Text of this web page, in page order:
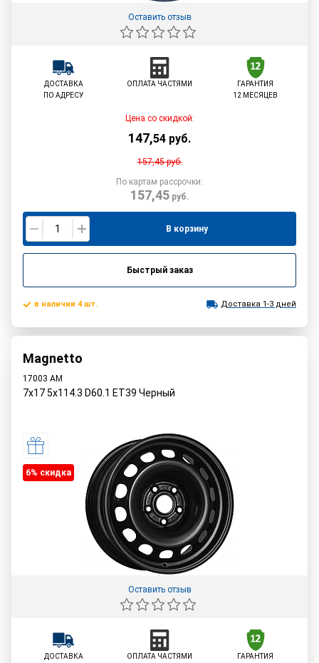
Оставить отзыв
ДОСТАВКА
ПО АДРЕСУ
ОПЛАТА ЧАСТЯМИ
ГАРАНТИЯ
12 МЕСЯЦЕВ
Цена со скидкой:
147,54 руб.
157,45руб.
По картам рассрочки:
157,45руб.
В корзину
Быстрый заказ
в наличии 4 шт. Доставка 1-3 дней
Magnetto
17003 AM
7x17 5x114.3 D60.1 ET39 Черный
6% cкидка
Оставить отзыв
ДОСТАВКА
ОПЛАТА ЧАСТЯМИ
ГАРАНТИЯ